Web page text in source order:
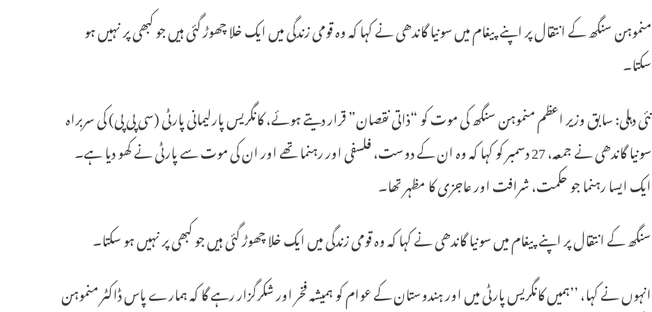
منموہن سنگھ کے انتقال پر اپنے پیغام میں سونیا گاندھی نے کہا کہ وہ قومی زندگی میں ایک خلا چھوڑ گئی ہیں جو کبھی پر نہیں ہو
سکتا۔
نئی دہلی: سابق وزیر اعظم منموہن سنگھ کی موت کو “ذاتی نقصان” قرار دیتے ہوئے، کانگریس پارلیمانی پارٹی (سی پی پی) کی سربراہ
سونیا گاندھی نے جمعہ، 27 دسمبر کو کہا کہ وہ ان کے دوست، فلسفی اور رہنما تھے اور ان کی موت سے پارٹی نے کھو دیا ہے۔
ایک ایسا رہنما جو حکمت، شرافت اور عاجزی کا مظہر تھا۔
سنگھ کے انتقال پر اپنے پیغام میں سونیا گاندھی نے کہا کہ وہ قومی زندگی میں ایک خلا چھوڑ گئی ہیں جو کبھی پر نہیں ہو سکتا۔
انہوں نے کہا، ’’ہمیں کانگریس پارٹی میں اور ہندوستان کے عوام کو ہمیشہ فخر اور شکرگزار رہے گا کہ ہمارے پاس ڈاکٹر منموہن